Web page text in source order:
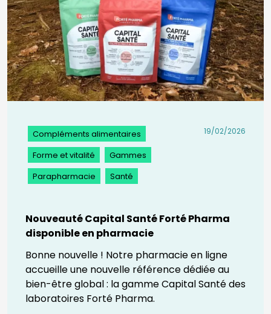
Nouveauté Capital Santé Forté Pharma
disponible en pharmacie
19/02/2026
Compléments alimentaires
Forme et vitalité Gammes
Parapharmacie Santé
Bonne nouvelle ! Notre pharmacie en ligne
accueille une nouvelle référence dédiée au
bien-être global : la gamme Capital Santé des
laboratoires Forté Pharma.